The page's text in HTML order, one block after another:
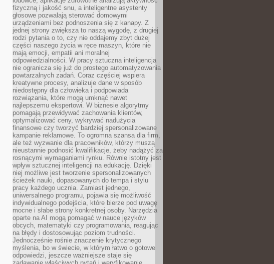
fizyczną i jakość snu, a inteligentne asystenty
głosowe pozwalają sterować domowymi
urządzeniami bez podnoszenia się z kanapy. Z
jednej strony zwiększa to naszą wygodę, z drugiej
rodzi pytania o to, czy nie oddajemy zbyt dużej
części naszego życia w ręce maszyn, które nie
mają emocji, empatii ani moralnej
odpowiedzialności. W pracy sztuczna inteligencja
nie ogranicza się już do prostego automatyzowania
powtarzalnych zadań. Coraz częściej wspiera
kreatywne procesy, analizuje dane w sposób
niedostępny dla człowieka i podpowiada
rozwiązania, które mogą umknąć nawet
najlepszemu ekspertowi. W biznesie algorytmy
pomagają przewidywać zachowania klientów,
optymalizować ceny, wykrywać nadużycia
finansowe czy tworzyć bardziej spersonalizowane
kampanie reklamowe. To ogromna szansa dla firm,
ale też wyzwanie dla pracowników, którzy muszą
nieustannie podnosić kwalifikacje, żeby nadążyć za
rosnącymi wymaganiami rynku. Równie istotny jest
wpływ sztucznej inteligencji na edukację. Dzięki
niej możliwe jest tworzenie spersonalizowanych
ścieżek nauki, dopasowanych do tempa i stylu
pracy każdego ucznia. Zamiast jednego,
uniwersalnego programu, pojawia się możliwość
indywidualnego podejścia, które bierze pod uwagę
mocne i słabe strony konkretnej osoby. Narzędzia
oparte na AI mogą pomagać w nauce języków
obcych, matematyki czy programowania, reagując
na błędy i dostosowując poziom trudności.
Jednocześnie rośnie znaczenie krytycznego
myślenia, bo w świecie, w którym łatwo o gotowe
odpowiedzi, jeszcze ważniejsze staje się